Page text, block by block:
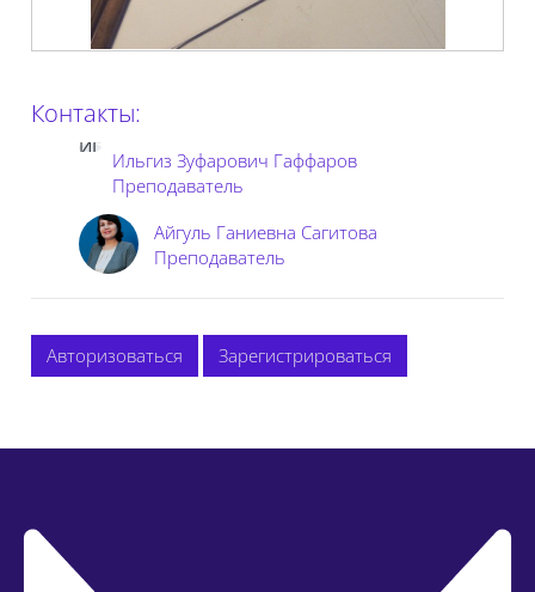
Контакты:
ИГ
Ильгиз Зуфарович Гаффаров
Преподаватель
Айгуль Ганиевна Сагитова
Преподаватель
Авторизоваться Зарегистрироваться